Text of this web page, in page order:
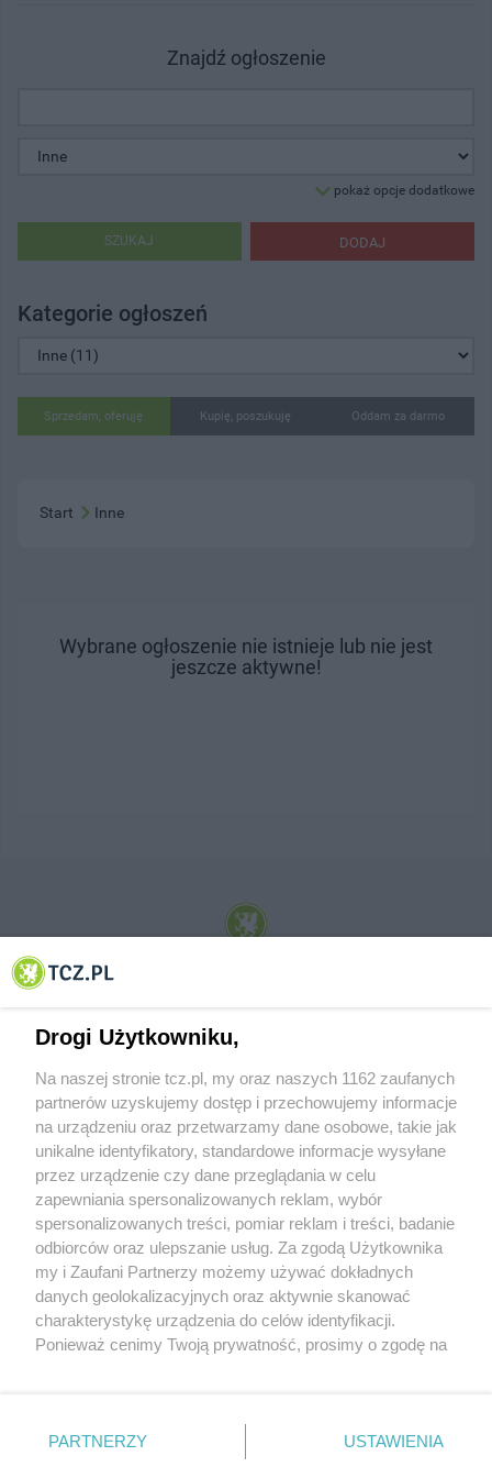
Znajdź ogłoszenie
pokaż opcje dodatkowe
DODAJ
SZUKAJ
Kategorie ogłoszeń
Sprzedam, oferuję Kupię, poszukuję Oddam za darmo
Start Inne
Wybrane ogłoszenie nie istnieje lub nie jest
jeszcze aktywne!
© 2001-2026 Tczew - TCZ.PL Sp. z o.o. Internetowy Serwis Informacyjny Miasta
O FIRMIE POLITYKA PRYWATNOŚCI HOSTING
REKLAMA WSPÓŁPRACA RSS FACEBOOK KONTAKT
Nasze serwisy
Aktualności
Tcz24
Historia miasta
Muzyka i kultura
Archiwum wydarzeń
Zdjęcia miasta
Drogi Użytkowniku,
Na naszej stronie tcz.pl, my oraz naszych 1162 zaufanych
partnerów uzyskujemy dostęp i przechowujemy informacje
na urządzeniu oraz przetwarzamy dane osobowe, takie jak
unikalne identyfikatory, standardowe informacje wysyłane
przez urządzenie czy dane przeglądania w celu
zapewniania spersonalizowanych reklam, wybór
spersonalizowanych treści, pomiar reklam i treści, badanie
odbiorców oraz ulepszanie usług. Za zgodą Użytkownika
my i Zaufani Partnerzy możemy używać dokładnych
danych geolokalizacyjnych oraz aktywnie skanować
charakterystykę urządzenia do celów identyfikacji.
Ponieważ cenimy Twoją prywatność, prosimy o zgodę na
znajdujący się w lewym dolnym rogu strony
. Niektóre
PARTNERZY USTAWIENIA